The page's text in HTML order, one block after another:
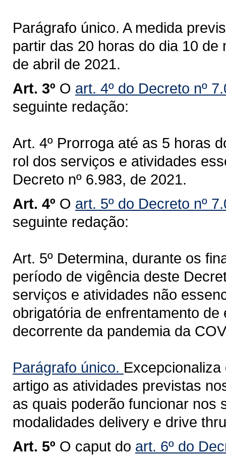
Parágrafo único. A medida
partir das 20 horas do dia 10
de abril de 2021.
Art. 3º O art. 4º do Decreto nº
seguinte redação:
Art. 4º Prorroga até as 5 horas
rol dos serviços e atividades
Decreto nº 6.983, de 2021.
Art. 4º O art. 5º do Decreto nº
seguinte redação:
Art. 5º Determina, durante os
período de vigência deste
serviços e atividades não
obrigatória de enfrentamento
decorrente da pandemia da
Parágrafo único.
artigo as atividades previstas
as quais poderão funcionar nos
modalidades delivery e drive
Art. 5º O caput do art. 6º do